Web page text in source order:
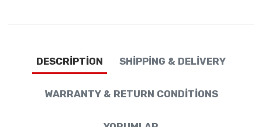
DESCRIPTION SHIPPING & DELIVERY
WARRANTY & RETURN CONDITIONS